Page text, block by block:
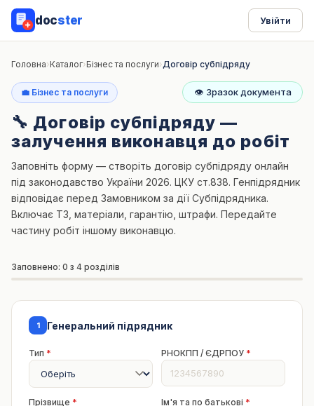
docster Увійти
Головна›Каталог›Бізнес та послуги›Договір субпідряду
👁 Зразок документа
💼 Бізнес та послуги
🔧 Договір субпідряду —
залучення виконавця до робіт
Заповніть форму — створіть договір субпідряду онлайн
під законодавство України 2026. ЦКУ ст.838. Генпідрядник
відповідає перед Замовником за дії Субпідрядника.
Включає ТЗ, матеріали, гарантію, штрафи. Передайте
частину робіт іншому виконавцю.
Заповнено: 0 з 4 розділів
1 Генеральний підрядник
Тип * РНОКПП / ЄДРПОУ *
Прізвище * Ім'я та по батькові *